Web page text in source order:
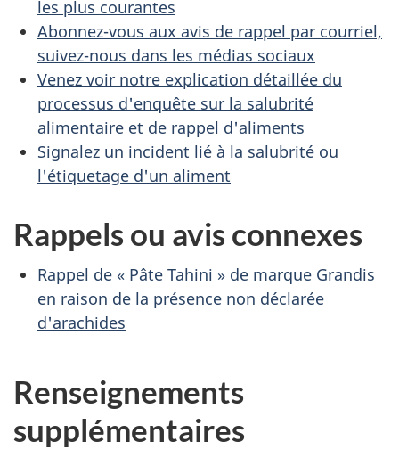
les plus courantes
Abonnez-vous aux avis de rappel par courriel,
suivez-nous dans les médias sociaux
Venez voir notre explication détaillée du
processus d'enquête sur la salubrité
alimentaire et de rappel d'aliments
Signalez un incident lié à la salubrité ou
l'étiquetage d'un aliment
Rappels ou avis connexes
Rappel de « Pâte Tahini » de marque Grandis
en raison de la présence non déclarée
d'arachides
Renseignements
supplémentaires